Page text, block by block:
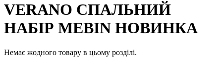
VERANO СПАЛЬНИЙ
НАБІР MEBIN НОВИНКА
Немає жодного товару в цьому розділі.